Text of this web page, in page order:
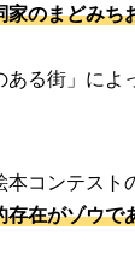
家のまどみち
る街」によ
コンテスト
存在がゾウで